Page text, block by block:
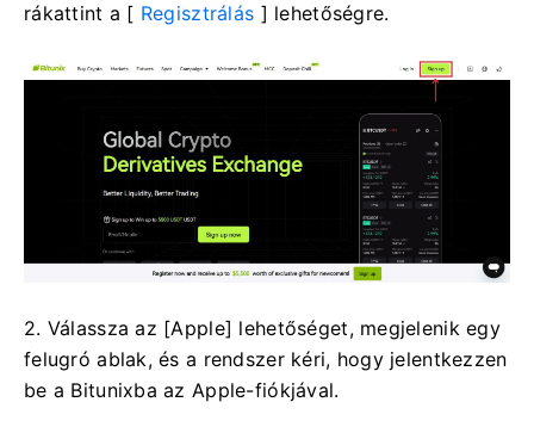
rákattint a [ Regisztrálás ] lehetőségre.
2. Válassza az [Apple] lehetőséget, megjelenik egy
felugró ablak, és a rendszer kéri, hogy jelentkezzen
be a Bitunixba az Apple-fiókjával.